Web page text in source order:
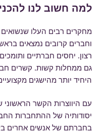
למה חשוב לנו
מחקרים רבים העלו
וחברים קרובים נמצאים
רצון. יחסים חברתיים
גם ממחלות קשות. קשרים
היחיד יותר מהישגים
עם היווצרות הקשר
יסודותיה של ההתחברות
בחברתם של אנשים אחרים